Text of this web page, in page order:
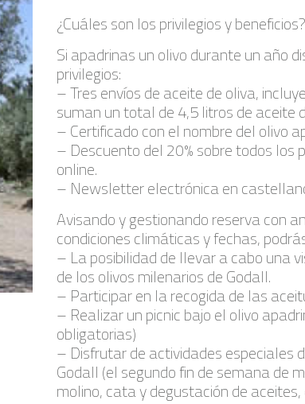
¿Cuáles son los privilegios y beneficios?
Si apadrinas un olivo durante un año
privilegios:
– Tres envíos de aceite de oliva,
suman un total de 4,5 litros de aceite
– Certificado con el nombre del olivo
– Descuento del 20% sobre todos los
online.
– Newsletter electrónica en
Avisando y gestionando reserva con
condiciones climáticas y fechas,
– La posibilidad de llevar a cabo una
de los olivos milenarios de Godall.
– Participar en la recogida de las
– Realizar un picnic bajo el olivo
obligatorias)
– Disfrutar de actividades especiales
Godall (el segundo fin de semana de
molino, cata y degustación de